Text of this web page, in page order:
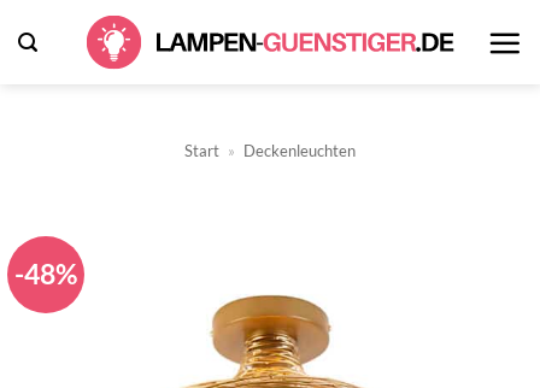
Inhalt
Start » Deckenleuchten
-48%